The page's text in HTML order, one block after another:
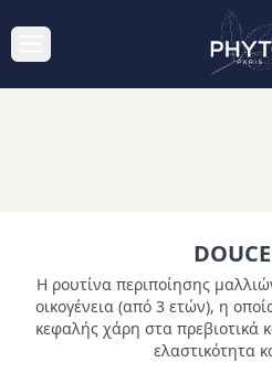
Η ρουτίνα περιποίησης
οικογένεια (από 3 ετών), η
κεφαλής χάρη στα πρεβιοτικά
ελαστικότητα